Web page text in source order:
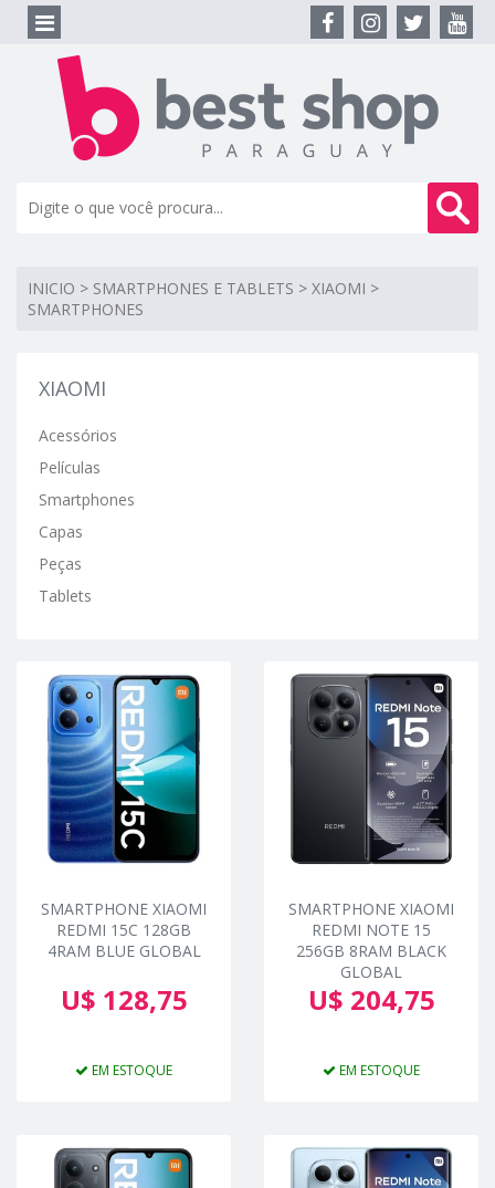
INICIO > SMARTPHONES E TABLETS > XIAOMI >
SMARTPHONES
XIAOMI
Acessórios
Películas
Smartphones
Capas
Peças
Tablets
SMARTPHONE XIAOMI
REDMI 15C 128GB
4RAM BLUE GLOBAL
U$ 128,75
EM ESTOQUE
SMARTPHONE XIAOMI
REDMI NOTE 15
256GB 8RAM BLACK
GLOBAL
U$ 204,75
EM ESTOQUE